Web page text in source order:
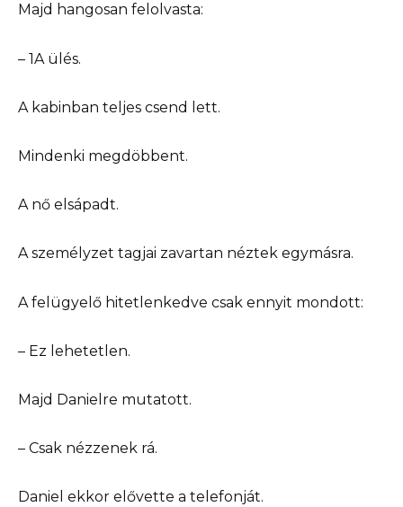
Majd hangosan felolvasta:
– 1A ülés.
A kabinban teljes csend lett.
Mindenki megdöbbent.
A nő elsápadt.
A személyzet tagjai zavartan néztek egymásra.
A felügyelő hitetlenkedve csak ennyit mondott:
– Ez lehetetlen.
Majd Danielre mutatott.
– Csak nézzenek rá.
Daniel ekkor elővette a telefonját.